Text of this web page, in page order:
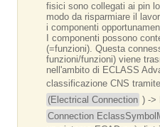
fisici sono collegati ai pin
modo da risparmiare il
i componenti
I componenti possono
(=funzioni). Questa
funzioni/funzioni) viene
nell'ambito di ECLASS
classificazione CNS
(Electrical Connection ) ->
Connection